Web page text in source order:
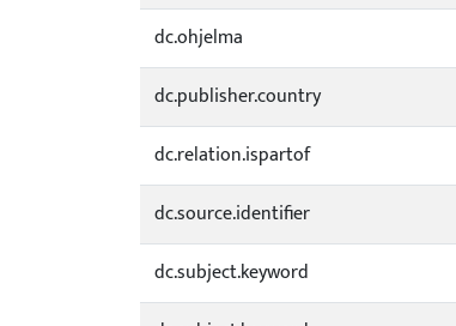
dc.ohjelma
dc.publisher.country
dc.relation.ispartof
dc.source.identifier
dc.subject.keyword